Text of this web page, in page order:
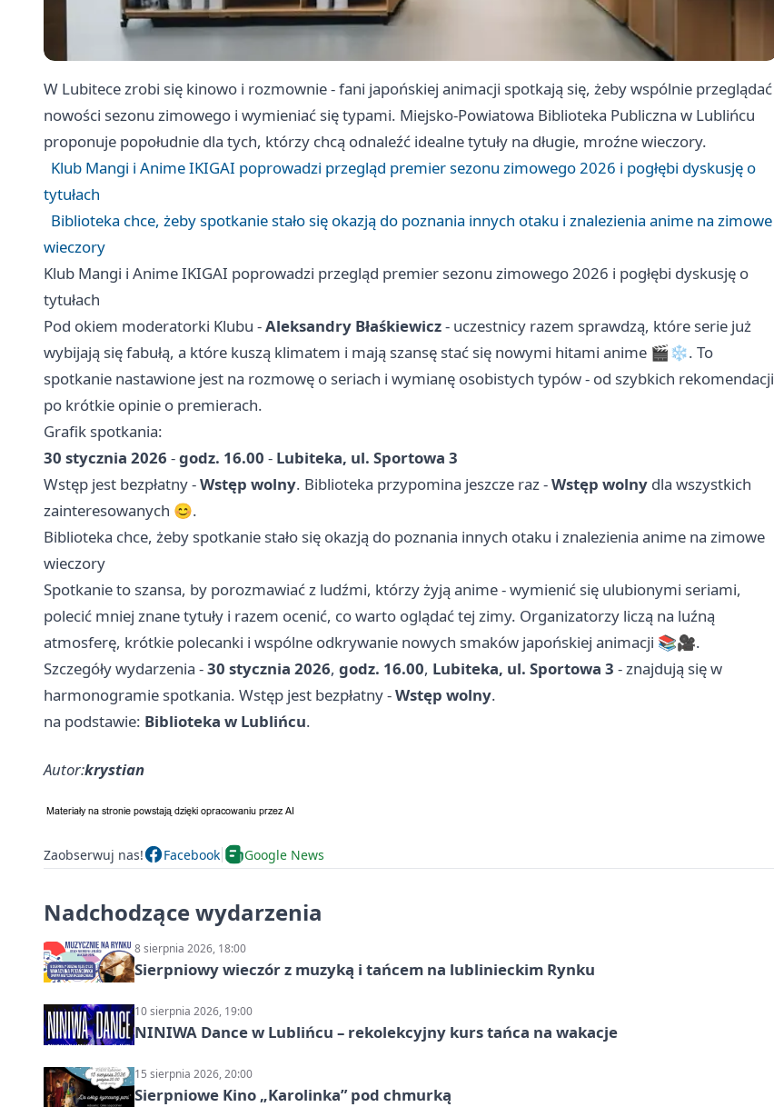
W Lubitece zrobi się kinowo i rozmownie - fani japońskiej animacji spotkają się, żeby wspólnie przeglądać
nowości sezonu zimowego i wymieniać się typami. Miejsko-Powiatowa Biblioteka Publiczna w Lublińcu
proponuje popołudnie dla tych, którzy chcą odnaleźć idealne tytuły na długie, mroźne wieczory.
Klub Mangi i Anime IKIGAI poprowadzi przegląd premier sezonu zimowego 2026 i pogłębi dyskusję o
tytułach
Biblioteka chce, żeby spotkanie stało się okazją do poznania innych otaku i znalezienia anime na zimowe
wieczory
Klub Mangi i Anime IKIGAI poprowadzi przegląd premier sezonu zimowego 2026 i pogłębi dyskusję o
tytułach
Pod okiem moderatorki Klubu -Aleksandry Błaśkiewicz- uczestnicy razem sprawdzą, które serie już
wybijają się fabułą, a które kuszą klimatem i mają szansę stać się nowymi hitami anime 🎬❄️. To
spotkanie nastawione jest na rozmowę o seriach i wymianę osobistych typów - od szybkich rekomendacji
po krótkie opinie o premierach.
Grafik spotkania:
30 stycznia 2026 -godz. 16.00 - Lubiteka, ul. Sportowa 3
Wstęp jest bezpłatny -Wstęp wolny. Biblioteka przypomina jeszcze raz -Wstęp wolny dla wszystkich
zainteresowanych 😊.
Biblioteka chce, żeby spotkanie stało się okazją do poznania innych otaku i znalezienia anime na zimowe
wieczory
Spotkanie to szansa, by porozmawiać z ludźmi, którzy żyją anime - wymienić się ulubionymi seriami,
polecić mniej znane tytuły i razem ocenić, co warto oglądać tej zimy. Organizatorzy liczą na luźną
atmosferę, krótkie polecanki i wspólne odkrywanie nowych smaków japońskiej animacji 📚🎥.
Szczegóły wydarzenia -30 stycznia 2026, godz. 16.00, Lubiteka, ul. Sportowa 3 - znajdują się w
harmonogramie spotkania. Wstęp jest bezpłatny -Wstęp wolny.
na podstawie: Biblioteka w Lublińcu.
Autor:krystian
Zaobserwuj nas! Facebook Google News
Nadchodzące wydarzenia
8 sierpnia 2026, 18:00
Sierpniowy wieczór z muzyką i tańcem na lublinieckim Rynku
10 sierpnia 2026, 19:00
NINIWA Dance w Lublińcu – rekolekcyjny kurs tańca na wakacje
15 sierpnia 2026, 20:00
Sierpniowe Kino „Karolinka” pod chmurką